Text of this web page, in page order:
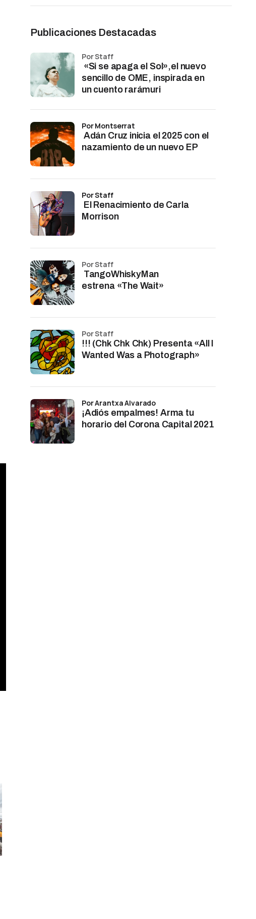
Publicaciones Destacadas
«Si se apaga el Sol»,el nuevo
sencillo de OME, inspirada en
un cuento rarámuri
por Staff
Adán Cruz inicia el 2025 con el
nazamiento de un nuevo EP
por Montserrat
El Renacimiento de Carla
Morrison
por Staff
TangoWhiskyMan
estrena «The Wait»
por Staff
!!! (Chk Chk Chk) Presenta «All I
Wanted Was a Photograph»
por Staff
¡Adiós empalmes! Arma tu
horario del Corona Capital 2021
por Arantxa Alvarado